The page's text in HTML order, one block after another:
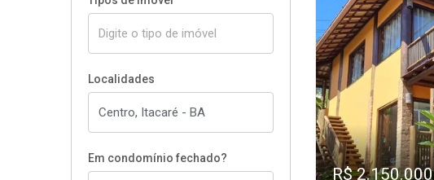
Localidades
Em condomínio fechado?
R$ 2.150.000